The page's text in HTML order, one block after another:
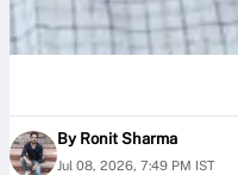
By Ronit Sharma
Jul 08, 2026, 7:49 PM IST